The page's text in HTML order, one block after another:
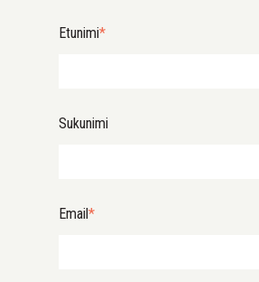
Etunimi*
Sukunimi
Email*